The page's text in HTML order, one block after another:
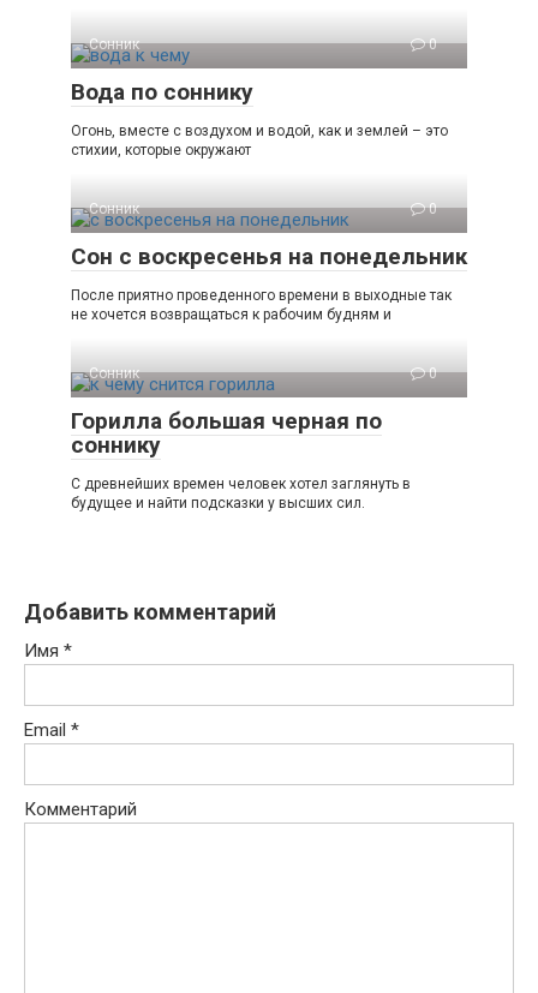
Сонник 0
Вода по соннику
Огонь, вместе с воздухом и водой, как и землей – это
стихии, которые окружают
Сонник 0
Сон с воскресенья на понедельник
После приятно проведенного времени в выходные так
не хочется возвращаться к рабочим будням и
Сонник 0
Горилла большая черная по
соннику
С древнейших времен человек хотел заглянуть в
будущее и найти подсказки у высших сил.
Добавить комментарий
Имя *
Email *
Комментарий